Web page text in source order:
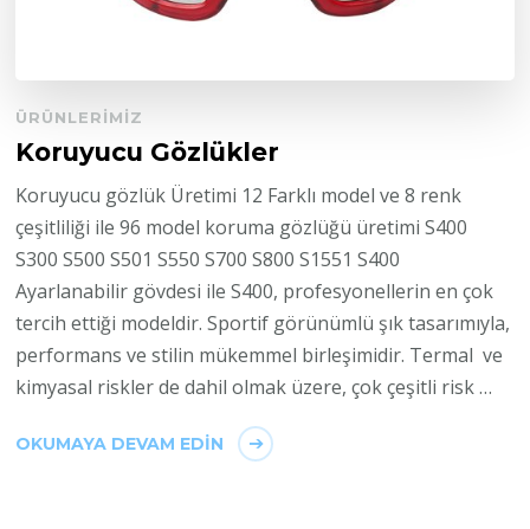
ÜRÜNLERIMIZ
Koruyucu Gözlükler
Koruyucu gözlük Üretimi 12 Farklı model ve 8 renk
çeşitliliği ile 96 model koruma gözlüğü üretimi S400
S300 S500 S501 S550 S700 S800 S1551 S400
Ayarlanabilir gövdesi ile S400, profesyonellerin en çok
tercih ettiği modeldir. Sportif görünümlü şık tasarımıyla,
performans ve stilin mükemmel birleşimidir. Termal ve
kimyasal riskler de dahil olmak üzere, çok çeşitli risk …
OKUMAYA DEVAM EDIN